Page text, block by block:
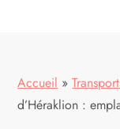
Accueil »
d’Héraklion :